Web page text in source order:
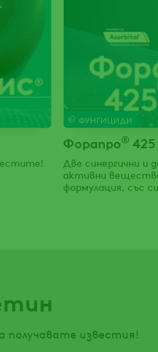
ФУНГИЦИДИ
Форапро® 425
Две синергични и
активни
формулация, със
срещу
получавате известия!